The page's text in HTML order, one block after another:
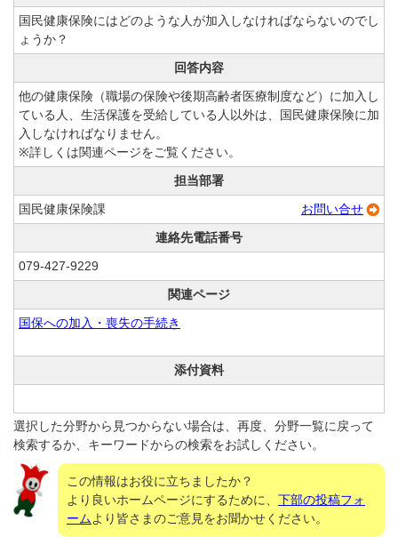
国民健康保険にはどのような人が加入しなければならないのでし
ょうか？
回答内容
他の健康保険（職場の保険や後期高齢者医療制度など）に加入し
ている人、生活保護を受給している人以外は、国民健康保険に加
入しなければなりません。
※詳しくは関連ページをご覧ください。
担当部署
お問い合せ
国民健康保険課
連絡先電話番号
079-427-9229
関連ページ
国保への加入・喪失の手続き
添付資料
選択した分野から見つからない場合は、再度、分野一覧に戻って
検索するか、キーワードからの検索をお試しください。
この情報はお役に立ちましたか？
より良いホームページにするために、 下部の投稿フォ
ームより皆さまのご意見をお聞かせください。